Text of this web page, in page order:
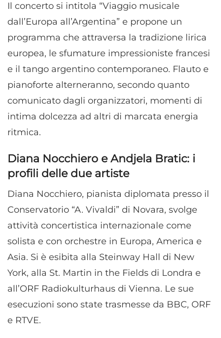
Il concerto si intitola “Viaggio musicale
dall’Europa all’Argentina” e propone un
programma che attraversa la tradizione lirica
europea, le sfumature impressioniste francesi
e il tango argentino contemporaneo. Flauto e
pianoforte alterneranno, secondo quanto
comunicato dagli organizzatori, momenti di
intima dolcezza ad altri di marcata energia
ritmica.
Diana Nocchiero e Andjela Bratic: i
profili delle due artiste
Diana Nocchiero, pianista diplomata presso il
Conservatorio “A. Vivaldi” di Novara, svolge
attività concertistica internazionale come
solista e con orchestre in Europa, America e
Asia. Si è esibita alla Steinway Hall di New
York, alla St. Martin in the Fields di Londra e
all’ORF Radiokulturhaus di Vienna. Le sue
esecuzioni sono state trasmesse da BBC, ORF
e RTVE.